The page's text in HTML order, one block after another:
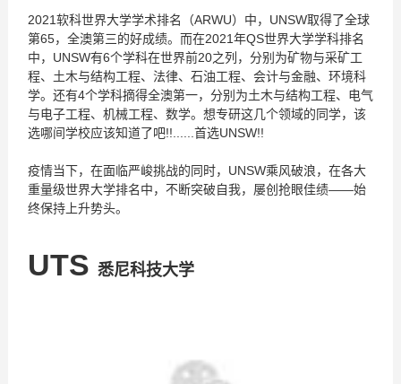
2021软科世界大学学术排名（ARWU）中，UNSW取得了全球
第65，全澳第三的好成绩。而在2021年QS世界大学学科排名
中，UNSW有6个学科在世界前20之列，分别为矿物与采矿工
程、土木与结构工程、法律、石油工程、会计与金融、环境科
学。还有4个学科摘得全澳第一，分别为土木与结构工程、电气
与电子工程、机械工程、数学。想专研这几个领域的同学，该
选哪间学校应该知道了吧!!......首选UNSW!!
疫情当下，在面临严峻挑战的同时，UNSW乘风破浪，在各大
重量级世界大学排名中，不断突破自我，屡创抢眼佳绩——始
终保持上升势头。
UTS 悉尼科技大学